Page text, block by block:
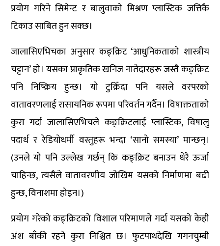
प्रयोग गरिने सिमेन्ट र बालुवाको मिश्रण प्लास्टिक जत्तिकै
टिकाउ साबित हुन सक्छ।
जालासिएभिचका अनुसार कङ्क्रिट ‘आधुनिकताको शास्त्रीय
चट्टान’ हो। यसका प्राकृतिक खनिज नातेदारहरू जस्तै कङ्क्रिट
पनि निष्क्रिय हुन्छ। यो टुक्रिँदा पनि यसले वरपरको
वातावरणलाई रासायनिक रूपमा परिवर्तन गर्दैन। विषाक्तताको
कुरा गर्दा जालासिएभिचले कङ्क्रिटलाई प्लास्टिक, विषालु
पदार्थ र रेडियोधर्मी वस्तुहरू भन्दा ‘सानो समस्या’ मान्छन्।
(उनले यो पनि उल्लेख गर्छन् कि कङ्क्रिट बनाउन धेरै ऊर्जा
चाहिन्छ, त्यसैले वातावरणीय जोखिम यसको निर्माणमा बढी
हुन्छ, विनाशमा होइन।)
प्रयोग गरेको कङ्क्रिटको विशाल परिमाणले गर्दा यसको केही
अंश बाँकी रहने कुरा निश्चित छ। फुटपाथदेखि गगनचुम्बी